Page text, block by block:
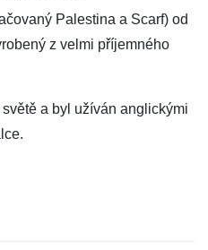
Palestina a Scarf) od
z velmi příjemného
a byl užíván anglickými